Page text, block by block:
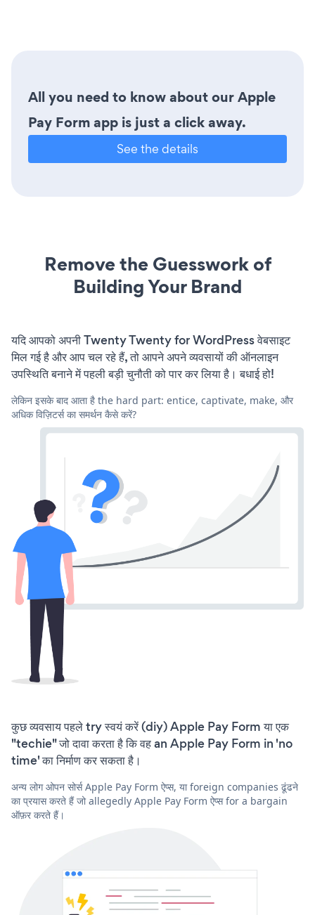
All you need to know about our Apple
Pay Form app is just a click away.
See the details
Remove the Guesswork of
Building Your Brand
यदि आपको अपनी Twenty Twenty for WordPress वेबसाइट
मिल गई है और आप चल रहे हैं, तो आपने अपने व्यवसायों की ऑनलाइन
उपस्थिति बनाने में पहली बड़ी चुनौती को पार कर लिया है। बधाई हो!
लेकिन इसके बाद आता है the hard part: entice, captivate, make, और
अधिक विज़िटर्स का समर्थन कैसे करें?
कुछ व्यवसाय पहले try स्वयं करें (diy) Apple Pay Form या एक
"techie" जो दावा करता है कि वह an Apple Pay Form in 'no
time' का निर्माण कर सकता है।
अन्य लोग ओपन सोर्स Apple Pay Form ऐप्स, या foreign companies ढूंढने
का प्रयास करते हैं जो allegedly Apple Pay Form ऐप्स for a bargain
ऑफ़र करते हैं।